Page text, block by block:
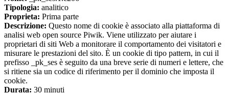
Tipologia: analitico
Proprieta: Prima parte
Descrizione: Questo nome di cookie è associato alla piattaforma di
analisi web open source Piwik. Viene utilizzato per aiutare i
proprietari di siti Web a monitorare il comportamento dei visitatori e
misurare le prestazioni del sito. È un cookie di tipo pattern, in cui il
prefisso _pk_ses è seguito da una breve serie di numeri e lettere, che
si ritiene sia un codice di riferimento per il dominio che imposta il
cookie.
Durata: 30 minuti